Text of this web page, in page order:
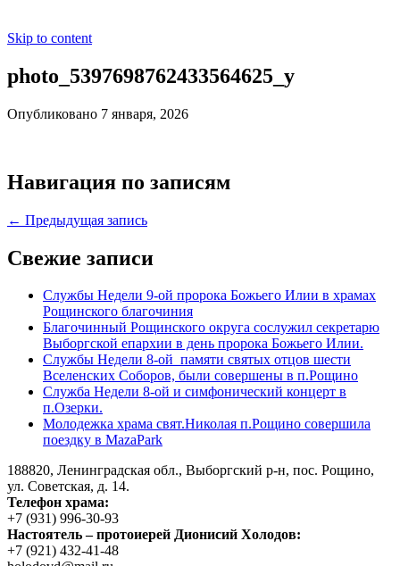
Skip to content
photo_5397698762433564625_y
Опубликовано 7 января, 2026
Навигация по записям
← Предыдущая запись
Свежие записи
Службы Недели 9-ой пророка Божьего Илии в храмах
Рощинского благочиния
Благочинный Рощинского округа сослужил секретарю
Выборгской епархии в день пророка Божьего Илии.
Службы Недели 8-ой памяти святых отцов шести
Вселенских Соборов, были совершены в п.Рощино
Служба Недели 8-ой и симфонический концерт в
п.Озерки.
Молодежка храма свят.Николая п.Рощино совершила
поездку в MazaPark
188820, Ленинградская обл., Выборгский р-н, пос. Рощино,
ул. Советская, д. 14.
Телефон храма:
+7 (931) 996-30-93
Настоятель – протоиерей Дионисий Холодов:
+7 (921) 432-41-48